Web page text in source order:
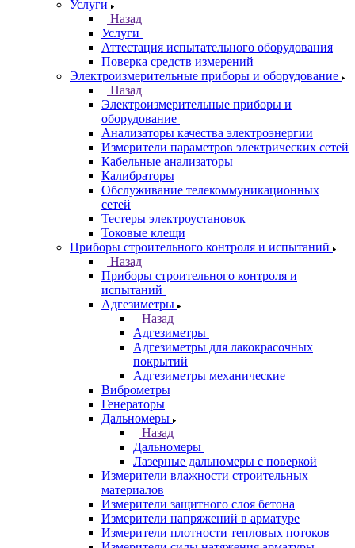
Услуги
Назад
Услуги
Аттестация испытательного оборудования
Поверка средств измерений
Электроизмерительные приборы и оборудование
Назад
Электроизмерительные приборы и
оборудование
Анализаторы качества электроэнергии
Измерители параметров электрических сетей
Кабельные анализаторы
Калибраторы
Обслуживание телекоммуникационных
сетей
Тестеры электроустановок
Токовые клещи
Приборы строительного контроля и испытаний
Назад
Приборы строительного контроля и
испытаний
Адгезиметры
Назад
Адгезиметры
Адгезиметры для лакокрасочных
покрытий
Адгезиметры механические
Виброметры
Генераторы
Дальномеры
Назад
Дальномеры
Лазерные дальномеры с поверкой
Измерители влажности строительных
материалов
Измерители защитного слоя бетона
Измерители напряжений в арматуре
Измерители плотности тепловых потоков